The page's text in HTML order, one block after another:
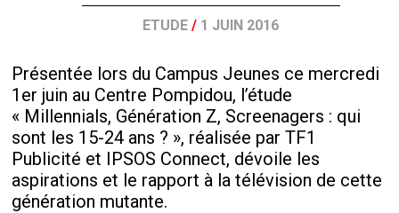
ETUDE / 1 JUIN 2016
Présentée lors du Campus Jeunes ce mercredi
1er juin au Centre Pompidou, l’étude
« Millennials, Génération Z, Screenagers : qui
sont les 15-24 ans ? », réalisée par TF1
Publicité et IPSOS Connect, dévoile les
aspirations et le rapport à la télévision de cette
génération mutante.